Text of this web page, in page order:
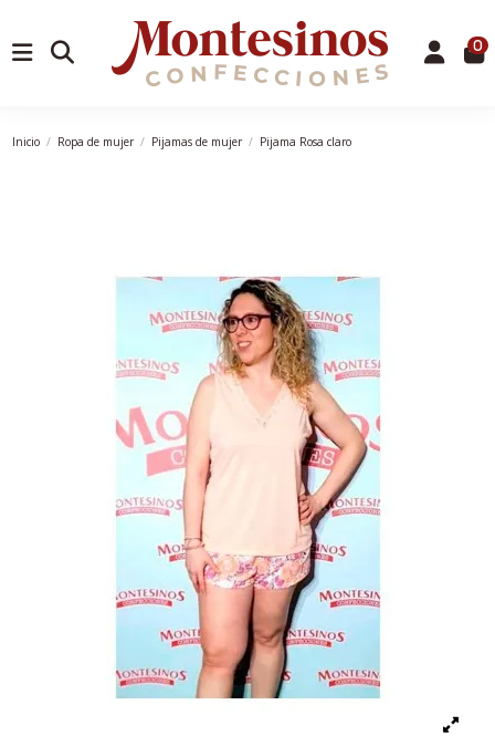
0
Inicio Ropa de mujer Pijamas de mujer Pijama Rosa claro